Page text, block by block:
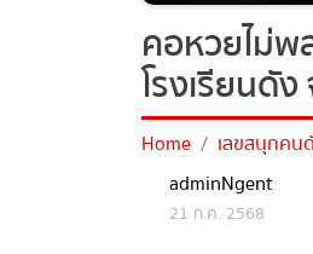
คอหวยไม่พ
โรงเรียนดั
Home เลขสนุกคนดั
adminNgent
21 ก.ค. 2568